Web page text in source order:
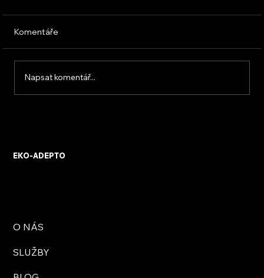
Komentáře
Napsat komentář...
EKO-ADEPTO
O NÁS
SLUŽBY